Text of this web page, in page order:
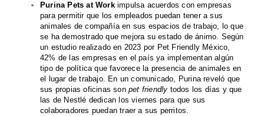
Purina Pets at Workimpulsa acuerdos con empresas
para permitir que los empleados puedan tener a sus
animales de compañía en sus espacios de trabajo, lo que
se ha demostrado que mejora su estado de ánimo. Según
un estudio realizado en 2023 por Pet Friendly México,
42% de las empresas en el país ya implementan algún
tipo de política que favorece la presencia de animales en
el lugar de trabajo. En un comunicado, Purina reveló que
sus propias oficinas son pet friendly todos los días y que
las de Nestlé dedican los viernes para que sus
colaboradores puedan traer a sus perritos.